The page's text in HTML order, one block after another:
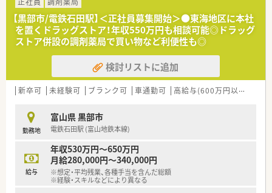
その一つが約20年前から導入され、進化を続けている調剤シス
テム「SPITS」。
処方箋受付から一連の調剤業務を連動させ、業務効率化を図るほ
か、
調剤過誤防止機能を高め、患者様と働くスタッフを守っていま
システム改修が必要な制度変更があった場合も、迅速に対応でき
る強みを生かしていきます。
★刷新された新規採用者研修
中途入社ならではの悩みを解消し、さくら薬局グループのビジョ
ンや社内規定などをご案内。
同期入社の方との繋がりを踏まえ、『さくら薬局の薬剤師』とし
て、安心してキャリアをスタートいただくための研修です。
店舗OJT・フォローアップや通常の社内研修と絡めて中途入社専
門の体系的な研修をご用意。
安心して飛び込める体制が整備されています。
【黒部市/電鉄石田駅】＜正社員募集開始＞●東海地区に本社
を置くドラッグストア！年収550万円も相談可能◎ドラッグ
ストア併設の調剤薬局で買い物など利便性も◎
検討リストに追加
新卒可 未経験可 ブランク可 車通勤可 高給与(600万円以上)
勤務地
富山県 黒部市
電鉄石田駅 (富山地鉄本線)
給与
年収530万円～650万円
月給280,000円～340,000円
※想定・平均残業、各種手当を含んだ総額
※経験・スキルなどにより異なる